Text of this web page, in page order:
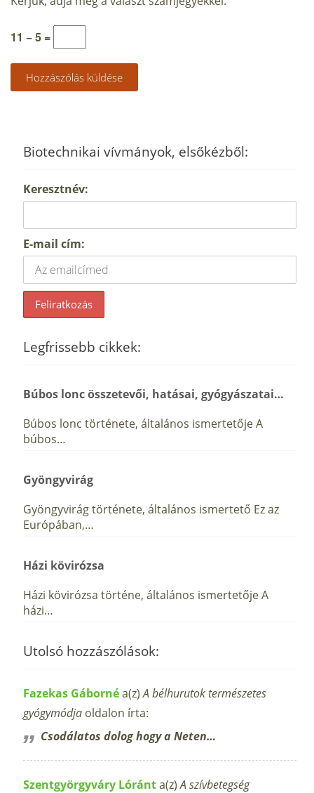
11 − 5 =
Biotechnikai vívmányok, elsőkézből:
Keresztnév:
E-mail cím:
Legfrissebb cikkek:
Búbos lonc összetevői, hatásai, gyógyászatai…
Búbos lonc története, általános ismertetője A
búbos…
Gyöngyvirág
Gyöngyvirág története, általános ismertető Ez az
Európában,…
Házi kövirózsa
Házi kövirózsa történe, általános ismertetője A
házi…
Utolsó hozzászólások:
Fazekas Gábornéa(z)A bélhurutok természetes
gyógymódja oldalon írta:
Csodálatos dolog hogy a Neten…
Szentgyörgyváry Lóránta(z)A szívbetegség